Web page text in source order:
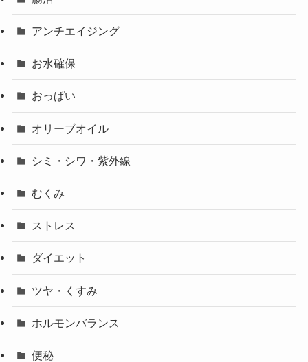
アンチエイジング
お水確保
おっぱい
オリーブオイル
シミ・シワ・紫外線
むくみ
ストレス
ダイエット
ツヤ・くすみ
ホルモンバランス
便秘